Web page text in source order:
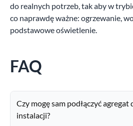
do realnych potrzeb, tak aby w
co naprawdę ważne: ogrzewanie,
podstawowe oświetlenie.
FAQ
Czy mogę sam podłączyć agregat
instalacji?